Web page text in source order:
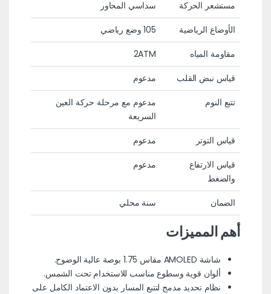
مستشعر الحركة
سداسي المحاور
الأوضاع الرياضية
105 وضع رياضي
مقاومة المياه
2ATM
قياس نبض القلب
مدعوم
تتبع النوم
مدعوم مع مرحلة حركة العين
السريعة
قياس التوتر
مدعوم
قياس الارتفاع
والضغط
مدعوم
الضمان سنة محلي
أهم المميزات
شاشة AMOLED مقاس 1.75 بوصة عالية الوضوح.
ألوان قوية وسطوع مناسب للاستخدام تحت الشمس.
نظام تحديد مدمج لتتبع المسار بدون الاعتماد الكامل على